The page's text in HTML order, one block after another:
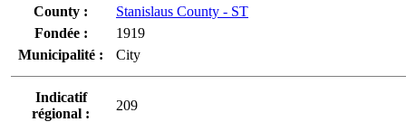
County :
Stanislaus County - ST
Fondée :
1919
Municipalité :
City
Indicatif
régional :
209